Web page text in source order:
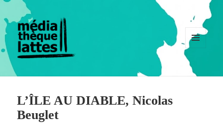
MENU
WIDGETS
L’ÎLE AU DIABLE, Nicolas
Beuglet